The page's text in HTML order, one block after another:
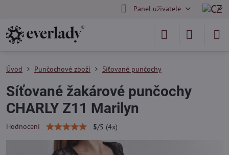
Panel uživatele
Úvod Punčochové zboží Síťované punčochy
Síťované žakárové punčochy
CHARLY Z11 Marilyn
Hodnocení 5/5 (4x)